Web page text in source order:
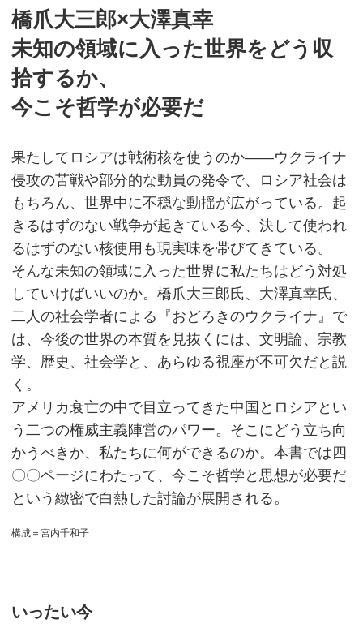
橋爪大三郎×大澤真幸
未知の領域に入った世界をどう収
拾するか、
今こそ哲学が必要だ
果たしてロシアは戦術核を使うのか――ウクライナ
侵攻の苦戦や部分的な動員の発令で、ロシア社会は
もちろん、世界中に不穏な動揺が広がっている。起
きるはずのない戦争が起きている今、決して使われ
るはずのない核使用も現実味を帯びてきている。
そんな未知の領域に入った世界に私たちはどう対処
していけばいいのか。橋爪大三郎氏、大澤真幸氏、
二人の社会学者による『おどろきのウクライナ』で
は、今後の世界の本質を見抜くには、文明論、宗教
学、歴史、社会学と、あらゆる視座が不可欠だと説
く。
アメリカ衰亡の中で目立ってきた中国とロシアとい
う二つの権威主義陣営のパワー。そこにどう立ち向
かうべきか、私たちに何ができるのか。本書では四
〇〇ページにわたって、今こそ哲学と思想が必要だ
という緻密で白熱した討論が展開される。
構成＝宮内千和子
いったい今